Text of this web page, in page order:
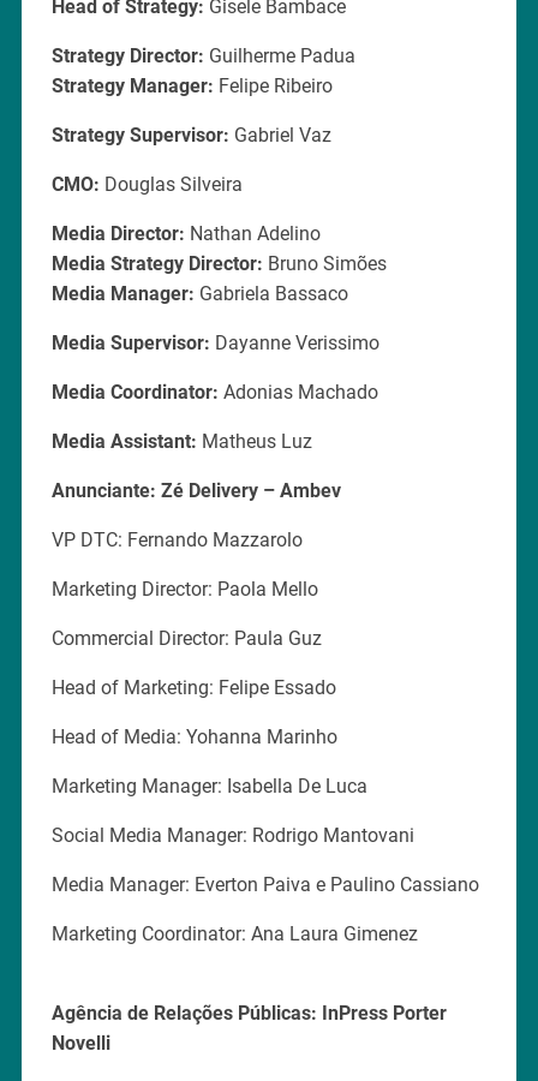
Head of Strategy: Gisele Bambace
Strategy Director: Guilherme Padua
Strategy Manager: Felipe Ribeiro
Strategy Supervisor: Gabriel Vaz
CMO: Douglas Silveira
Media Director: Nathan Adelino
Media Strategy Director: Bruno Simões
Media Manager: Gabriela Bassaco
Media Supervisor: Dayanne Verissimo
Media Coordinator: Adonias Machado
Media Assistant: Matheus Luz
Anunciante: Zé Delivery – Ambev
VP DTC: Fernando Mazzarolo
Marketing Director: Paola Mello
Commercial Director: Paula Guz
Head of Marketing: Felipe Essado
Head of Media: Yohanna Marinho
Marketing Manager: Isabella De Luca
Social Media Manager: Rodrigo Mantovani
Media Manager: Everton Paiva e Paulino Cassiano
Marketing Coordinator: Ana Laura Gimenez
Agência de Relações Públicas: InPress Porter
Novelli